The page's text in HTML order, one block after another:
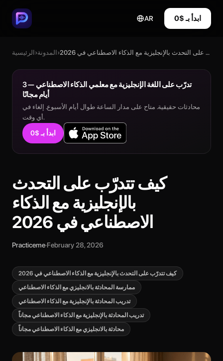
AR ابدأ بـ $0
الرئيسية ›المدونة › كيف تتدرّب على التحدث بالإنجليزية مع الذكاء الاصطناعي في 2026
تدرّب على اللغة الإنجليزية مع معلمي الذكاء الاصطناعي — 3
أيام مجانًا
محادثات حقيقية. متاح على مدار الساعة طوال أيام الأسبوع. إلغاء في
أي وقت.
ابدأ بـ $0
كيف تتدرّب على التحدث
بالإنجليزية مع الذكاء
الاصطناعي في 2026
Practiceme·February 28, 2026
كيف تتدرّب على التحدث بالإنجليزية مع الذكاء الاصطناعي في 2026
ممارسة المحادثة بالانجليزي مع الذكاء الاصطناعي
تدريب المحادثة بالإنجليزية مع الذكاء الاصطناعي
تدريب المحادثة بالإنجليزية مع الذكاء الاصطناعي مجاناً
محادثة بالانجليزي مع الذكاء الاصطناعي مجاناً